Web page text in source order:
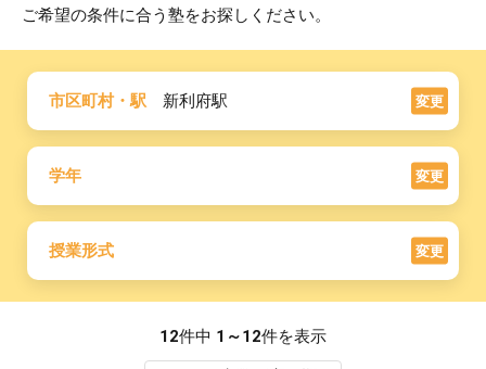
ご希望の条件に合う塾をお探しください。
市区町村・駅 新利府駅 変更
学年 変更
授業形式 変更
12件中 1～12件を表示